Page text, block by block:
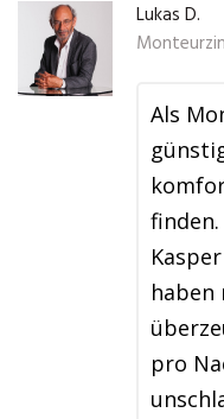
Lukas D.
Als
haben
pro